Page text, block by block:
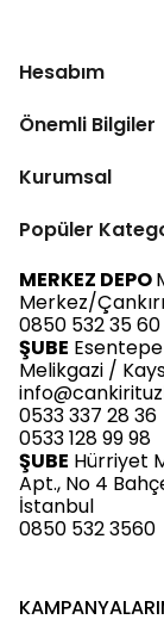
Hesabım
Önemli Bilgiler
Kurumsal
Popüler
MERKEZ DEPO
Merkez/Çankırı
0850 532 35 60
ŞUBE
Melikgazi /
0533 337 28 36
0533 128 99 98
ŞUBE Hürriyet
Apt., No 4
İstanbul
0850 532 3560